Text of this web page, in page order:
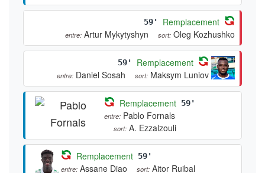
59' Remplacement
entre: Artur Mykytyshyn sort: Oleg Kozhushko
59' Remplacement
entre: Daniel Sosah sort: Maksym Luniov
Remplacement 59'
entre: Pablo Fornals
sort: A. Ezzalzouli
Remplacement 59'
entre: Assane Diao sort: Aitor Ruibal